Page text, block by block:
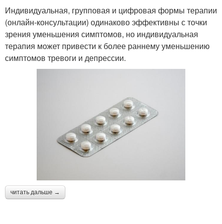
Индивидуальная, групповая и цифровая формы терапии
(онлайн-консультации) одинаково эффективны с точки
зрения уменьшения симптомов, но индивидуальная
терапия может привести к более раннему уменьшению
симптомов тревоги и депрессии.
читать дальше →